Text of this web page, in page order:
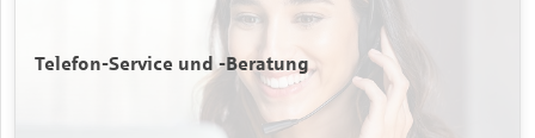
Telefon-Service und -Beratung